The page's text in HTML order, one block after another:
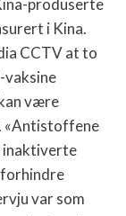
i Kina.
CCTV at to
vaksine
være
«Antistoffene
inaktiverte
forhindre
var som